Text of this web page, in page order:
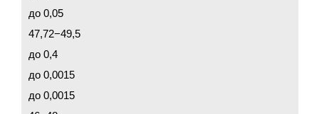
до 0,05
47,72−49,5
до 0,4
до 0,0015
до 0,0015